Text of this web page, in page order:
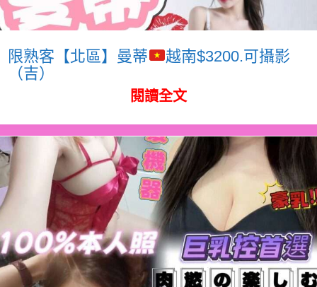
限熟客【北區】曼蒂
越南$3200.可攝影
（吉）
閱讀全文